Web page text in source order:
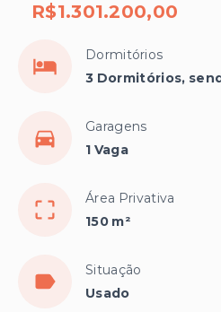
R$1.301.200,00
Dormitórios
3 Dormitórios,
Garagens
1 Vaga
Área Privativa
150 m²
Situação
Usado